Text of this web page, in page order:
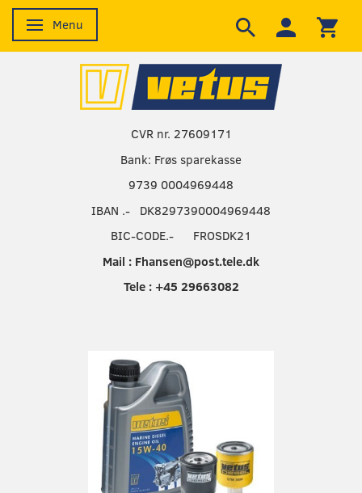
Skifte navigation
Menu
CVR nr. 27609171
Bank: Frøs sparekasse
9739 0004969448
IBAN .- DK8297390004969448
BIC-CODE.- FROSDK21
Mail : Fhansen@post.tele.dk
Tele : +45 29663082